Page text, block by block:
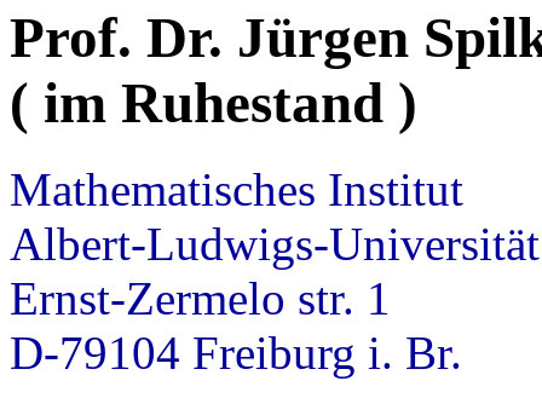
Prof. Dr. Jürgen
( im Ruhestand )
Mathematisches Institut
Albert-Ludwigs-Universität
Ernst-Zermelo str. 1
D-79104 Freiburg i. Br.